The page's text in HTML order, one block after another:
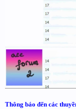
Thông báo đến các